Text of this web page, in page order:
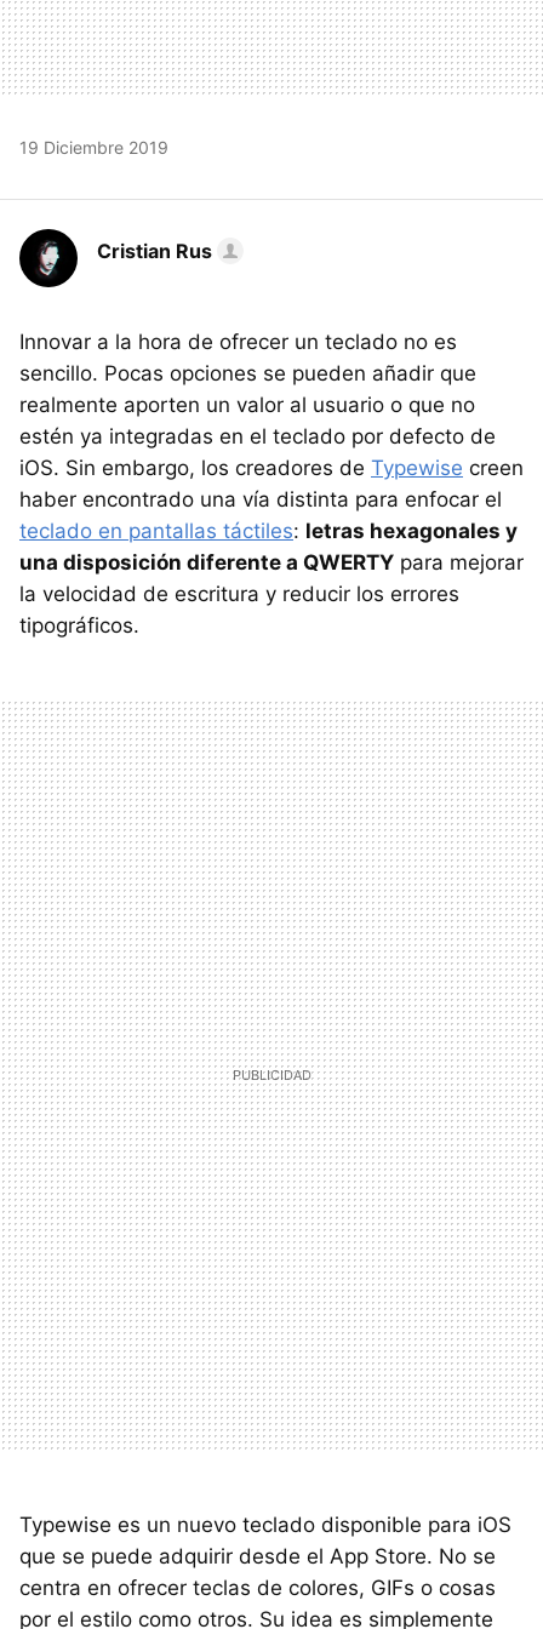
19 Diciembre 2019
Cristian Rus
Innovar a la hora de ofrecer un teclado no es
sencillo. Pocas opciones se pueden añadir que
realmente aporten un valor al usuario o que no
estén ya integradas en el teclado por defecto de
iOS. Sin embargo, los creadores de Typewise creen
haber encontrado una vía distinta para enfocar el
teclado en pantallas táctiles: letras hexagonales y
una disposición diferente a QWERTY para mejorar
la velocidad de escritura y reducir los errores
tipográficos.
Typewise es un nuevo teclado disponible para iOS
que se puede adquirir desde el App Store. No se
centra en ofrecer teclas de colores, GIFs o cosas
por el estilo como otros. Su idea es simplemente